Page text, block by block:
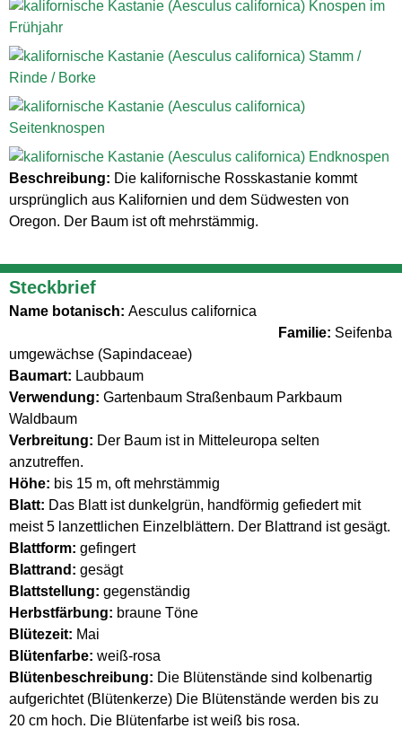
Beschreibung: Die kalifornische Rosskastanie kommt
ursprünglich aus Kalifornien und dem Südwesten von
Oregon. Der Baum ist oft mehrstämmig.
Steckbrief
Name botanisch: Aesculus californica
Familie: Seifenba
umgewächse (Sapindaceae)
Baumart: Laubbaum
Verwendung: Gartenbaum Straßenbaum Parkbaum
Waldbaum
Verbreitung: Der Baum ist in Mitteleuropa selten
anzutreffen.
Höhe: bis 15 m, oft mehrstämmig
Blatt: Das Blatt ist dunkelgrün, handförmig gefiedert mit
meist 5 lanzettlichen Einzelblättern. Der Blattrand ist gesägt.
Blattform: gefingert
Blattrand: gesägt
Blattstellung: gegenständig
Herbstfärbung: braune Töne
Blütezeit: Mai
Blütenfarbe: weiß-rosa
Blütenbeschreibung: Die Blütenstände sind kolbenartig
aufgerichtet (Blütenkerze) Die Blütenstände werden bis zu
20 cm hoch. Die Blütenfarbe ist weiß bis rosa.